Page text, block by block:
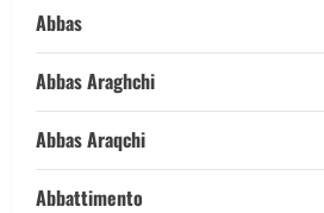
Abbas
Abbas Araghchi
Abbas Araqchi
Abbattimento